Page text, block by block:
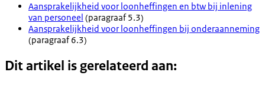
Aansprakelijkheid voor loonheffingen en btw bij inlening
van personeel (paragraaf 5.3)
Aansprakelijkheid voor loonheffingen bij onderaanneming
(paragraaf 6.3)
Dit artikel is gerelateerd aan: